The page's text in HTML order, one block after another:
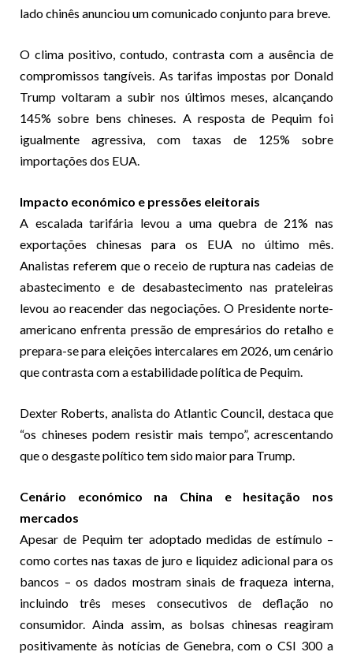
lado chinês anunciou um comunicado conjunto para breve.
O clima positivo, contudo, contrasta com a ausência de
compromissos tangíveis. As tarifas impostas por Donald
Trump voltaram a subir nos últimos meses, alcançando
145% sobre bens chineses. A resposta de Pequim foi
igualmente agressiva, com taxas de 125% sobre
importações dos EUA.
Impacto económico e pressões eleitorais
A escalada tarifária levou a uma quebra de 21% nas
exportações chinesas para os EUA no último mês.
Analistas referem que o receio de ruptura nas cadeias de
abastecimento e de desabastecimento nas prateleiras
levou ao reacender das negociações. O Presidente norte-
americano enfrenta pressão de empresários do retalho e
prepara-se para eleições intercalares em 2026, um cenário
que contrasta com a estabilidade política de Pequim.
Dexter Roberts, analista do Atlantic Council, destaca que
“os chineses podem resistir mais tempo”, acrescentando
que o desgaste político tem sido maior para Trump.
Cenário económico na China e hesitação nos
mercados
Apesar de Pequim ter adoptado medidas de estímulo –
como cortes nas taxas de juro e liquidez adicional para os
bancos – os dados mostram sinais de fraqueza interna,
incluindo três meses consecutivos de deflação no
consumidor. Ainda assim, as bolsas chinesas reagiram
positivamente às notícias de Genebra, com o CSI 300 a